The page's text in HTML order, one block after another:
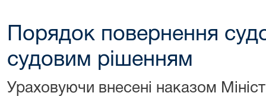
Порядок повернення
судовим рішенням
Ураховуючи внесені наказом